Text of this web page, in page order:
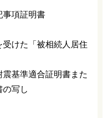
事項証明書
けた「被相続人居住
震基準適合証明書また
の写し